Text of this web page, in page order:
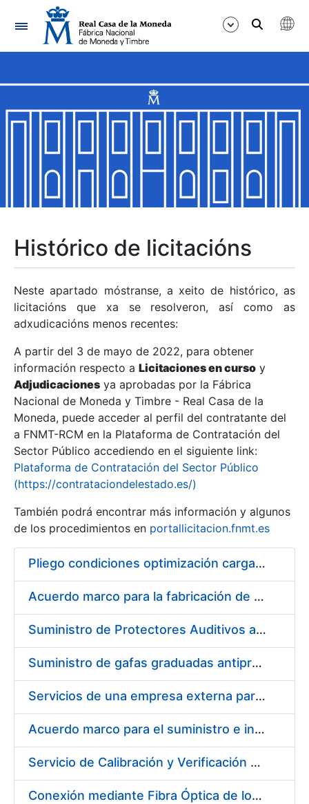
Navegación
Mostrar/Ocultar
Mostrar/Ocultar
Mostrar/Ocultar
Mostrar/Ocultar
Mostrar/Ocultar
Mostrar/Ocultar
Mostrar/Ocultar
Histórico de licitacións
Neste apartado móstranse, a xeito de histórico, as
licitacións que xa se resolveron, así como as
adxudicacións menos recentes:
A partir del 3 de mayo de 2022, para obtener
información respecto a Licitaciones en curso y
Adjudicaciones ya aprobadas por la Fábrica
Nacional de Moneda y Timbre - Real Casa de la
Moneda, puede acceder al perfil del contratante del
a FNMT-RCM en la Plataforma de Contratación del
Sector Público accediendo en el siguiente link:
Plataforma de Contratación del Sector Público
(https://contrataciondelestado.es/)
También podrá encontrar más información y algunos
de los procedimientos en portallicitacion.fnmt.es
Pliego condiciones optimización cargas compras firmado
Acuerdo marco para la fabricación de piezas
Suministro de Protectores Auditivos a medida para las personas trabajadoras de los Centros de Trabajo de Madrid y Burgos
Suministro de gafas graduadas antiproyecciones para los trabajadores de la FNMT-RCM en los centros de trabajo de Madrid y Burgos
Servicios de una empresa externa para el asesoramiento y resolución de los recursos de alzada que se presentan relacionados con procesos de selección para la FNMT-RCM
Acuerdo marco para el suministro e instalación de persianas, estores y otros complementos
Servicio de Calibración y Verificación Externa de los Equipos de Medición del Servicio de Prevención de la FNMT-RCM
Conexión mediante Fibra Óptica de los Centros de Proceso de Datos (CPDs) de las sedes de la FNMT-RCM de Burgos y Madrid